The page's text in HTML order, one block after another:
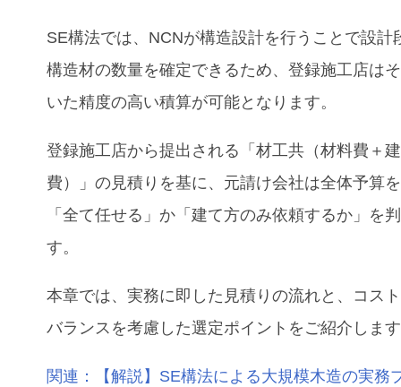
SE構法では、NCNが構造設計を行うことで設計
構造材の数量を確定できるため、登録施工店は
いた精度の高い積算が可能となります。
登録施工店から提出される「材工共（材料費＋
費）」の見積りを基に、元請け会社は全体予算
「全て任せる」か「建て方のみ依頼するか」を
す。
本章では、実務に即した見積りの流れと、コス
バランスを考慮した選定ポイントをご紹介しま
関連：【解説】SE構法による大規模木造の実務